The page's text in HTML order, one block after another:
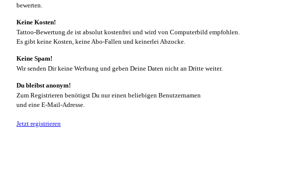
bewerten.
Keine Kosten!
Tattoo-Bewertung.de ist absolut kostenfrei und wird von Computerbild empfohlen.
Es gibt keine Kosten, keine Abo-Fallen und keinerlei Abzocke.
Keine Spam!
Wir senden Dir keine Werbung und geben Deine Daten nicht an Dritte weiter.
Du bleibst anonym!
Zum Registrieren benötigst Du nur einen beliebigen Benutzernamen
und eine E-Mail-Adresse.
Jetzt registrieren